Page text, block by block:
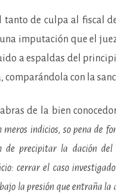
tanto de culpa al fiscal
imputación que el
a espaldas del
comparándola con la
de la bien
meros indicios, so pena
de precipitar la dación
cerrar el caso
la presión que entraña